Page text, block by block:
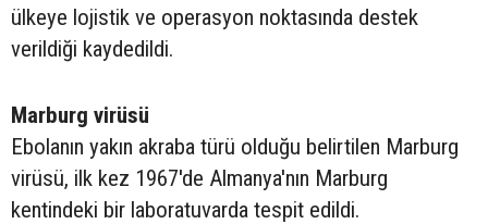
ülkeye lojistik ve operasyon noktasında destek
verildiği kaydedildi.
Marburg virüsü
Ebolanın yakın akraba türü olduğu belirtilen Marburg
virüsü, ilk kez 1967'de Almanya'nın Marburg
kentindeki bir laboratuvarda tespit edildi.